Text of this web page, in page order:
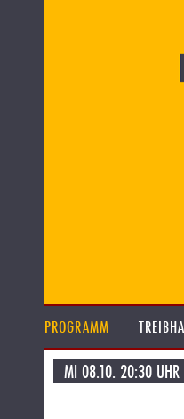
PROGRAMM
MI 08.10. 20:30 UHR